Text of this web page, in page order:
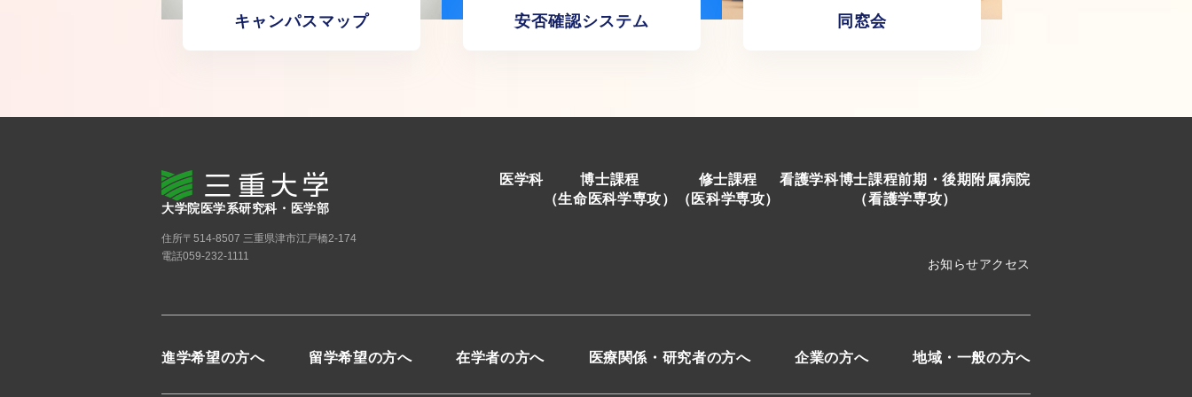
キャンパスマップ 安否確認システム 同窓会
大学院医学系研究科・医学部
住所〒514-8507 三重県津市江戸橋2-174
電話059-232-1111
医学科
博士課程
（生命医科学専攻）
修士課程
（医科学専攻）
看護学科博士課程前期・後期
（看護学専攻）
附属病院
お知らせアクセス
進学希望の方へ 留学希望の方へ 在学者の方へ 医療関係・研究者の方へ 企業の方へ 地域・一般の方へ